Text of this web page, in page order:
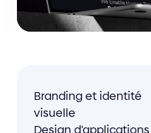
Branding et identité
visuelle